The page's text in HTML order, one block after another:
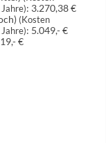
: 3.270,38 €
(Kosten
: 5.049,- €
€